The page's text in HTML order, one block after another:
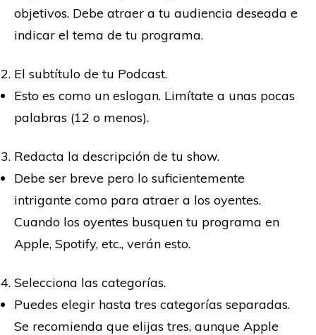
objetivos. Debe atraer a tu audiencia deseada e
indicar el tema de tu programa.
El subtítulo de tu Podcast.
Esto es como un eslogan. Limítate a unas pocas
palabras (12 o menos).
Redacta la descripción de tu show.
Debe ser breve pero lo suficientemente
intrigante como para atraer a los oyentes.
Cuando los oyentes busquen tu programa en
Apple, Spotify, etc., verán esto.
Selecciona las categorías.
Puedes elegir hasta tres categorías separadas.
Se recomienda que elijas tres, aunque Apple